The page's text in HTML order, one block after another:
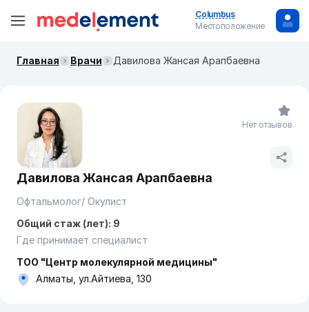
Columbus
Местоположение
Главная Врачи Давилова Жансая Арапбаевна
Давилова Жансая Арапбаевна
Офтальмолог/ Окулист
Общий стаж (лет): 9
Где принимает специалист
ТОО "Центр молекулярной медицины"
Алматы, ул.Айтиева, 130
Нет отзывов